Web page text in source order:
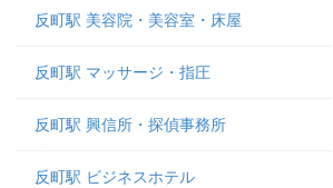
反町駅 美容院・美容室・床屋
反町駅 マッサージ・指圧
反町駅 興信所・探偵事務所
反町駅 ビジネスホテル